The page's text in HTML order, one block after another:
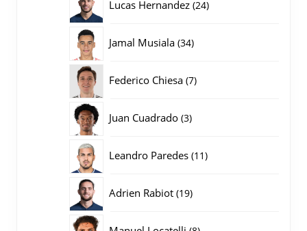
Lucas Hernandez 2424
Jamal Musiala 3434
Federico Chiesa 77
Juan Cuadrado 33
Leandro Paredes 1111
Adrien Rabiot 1919